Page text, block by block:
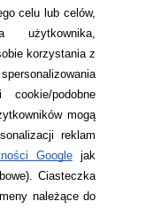
celu lub celów,
użytkownika,
korzystania z
cookie/podobne
mogą
reklam
Googlejak
). Ciasteczka
należące do